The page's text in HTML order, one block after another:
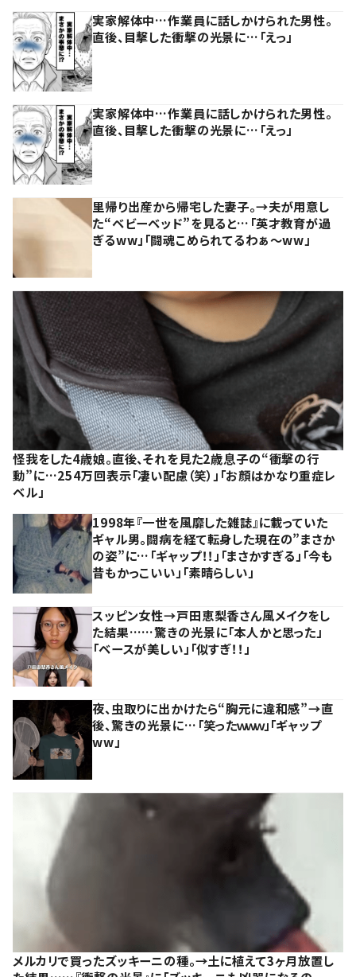
実家解体中…作業員に話しかけられた男性。
直後、目撃した衝撃の光景に…「えっ」
実家解体中…作業員に話しかけられた男性。
直後、目撃した衝撃の光景に…「えっ」
里帰り出産から帰宅した妻子。→夫が用意し
た“ベビーベッド”を見ると…「英才教育が過
ぎるww」「闘魂こめられてるわぁ～ww」
怪我をした4歳娘。直後、それを見た2歳息子の“衝撃の行
動”に…254万回表示「凄い配慮（笑）」「お顔はかなり重症レ
ベル」
1998年『一世を風靡した雑誌』に載っていた
ギャル男。闘病を経て転身した現在の”まさか
の姿”に…「ギャップ！！」「まさかすぎる」「今も
昔もかっこいい」「素晴らしい」
スッピン女性→戸田恵梨香さん風メイクをし
た結果……驚きの光景に「本人かと思った」
「ベースが美しい」「似すぎ！！」
夜、虫取りに出かけたら“胸元に違和感”→直
後、驚きの光景に…「笑ったｗｗｗ」「ギャップ
ww」
メルカリで買ったズッキーニの種。→土に植えて3ヶ月放置し